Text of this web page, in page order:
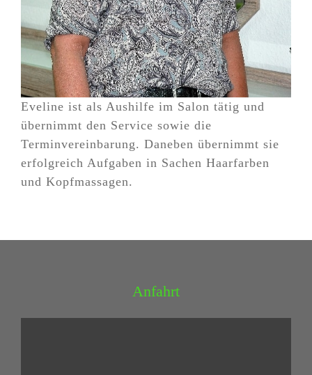
Eveline ist als Aushilfe im Salon tätig und
übernimmt den Service sowie die
Terminvereinbarung. Daneben übernimmt sie
erfolgreich Aufgaben in Sachen Haarfarben
und Kopfmassagen.
Anfahrt